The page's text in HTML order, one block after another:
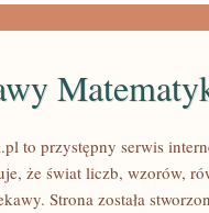
to przystępny serwis
że świat liczb, wzorów,
Strona została